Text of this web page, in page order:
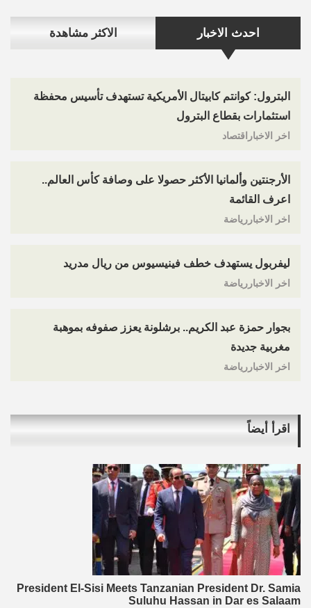
احدث الاخبار الاكثر مشاهدة
البترول: كوانتم كابيتال الأمريكية تستهدف تأسيس محفظة
استثمارات بقطاع البترول
اخر الاخباراقتصاد
الأرجنتين وألمانيا الأكثر حصولا على وصافة كأس العالم..
اعرف القائمة
اخر الاخباررياضة
ليفربول يستهدف خطف فينيسيوس من ريال مدريد
اخر الاخباررياضة
بجوار حمزة عبد الكريم.. برشلونة يعزز صفوفه بموهبة
مغربية جديدة
اخر الاخباررياضة
اقرأ أيضاً
President El-Sisi Meets Tanzanian President Dr. Samia
Suluhu Hassan in Dar es Salaam